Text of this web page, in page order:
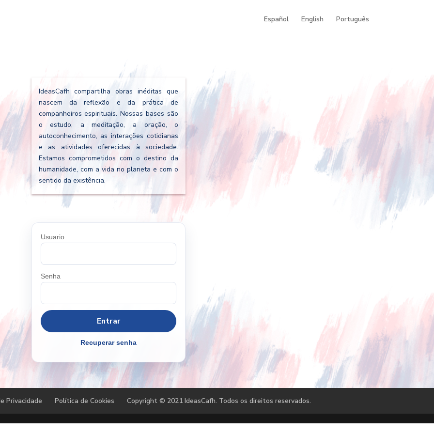
Español English Português
IdeasCafh compartilha obras inéditas que
nascem da reflexão e da prática de
companheiros espirituais. Nossas bases são
o estudo, a meditação, a oração, o
autoconhecimento, as interações cotidianas
e as atividades oferecidas à sociedade.
Estamos comprometidos com o destino da
humanidade, com a vida no planeta e com o
sentido da existência.
Usuario
Senha
Recuperar senha
Privacidade Política de Cookies Copyright © 2021 IdeasCafh. Todos os direitos reservados.